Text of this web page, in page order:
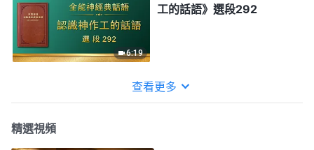
6:19
工的話語》選段292
查看更多
精選視頻